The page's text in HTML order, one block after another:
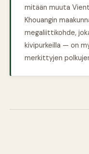
mitään muuta
Khouangin
megaliittikohde,
kivipurkeilla — on
merkittyjen